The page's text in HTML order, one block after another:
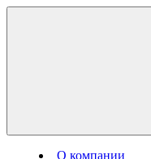
О компании